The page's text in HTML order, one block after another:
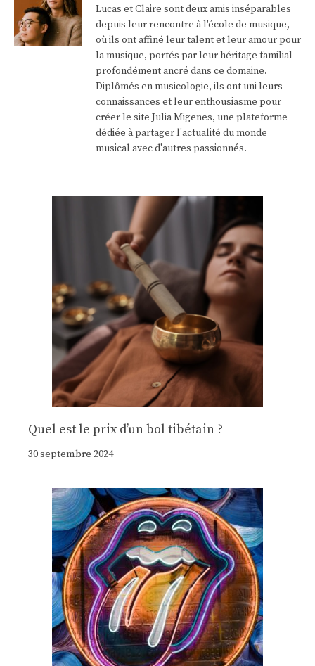
Lucas et Claire sont deux amis inséparables
depuis leur rencontre à l'école de musique,
où ils ont affiné leur talent et leur amour pour
la musique, portés par leur héritage familial
profondément ancré dans ce domaine.
Diplômés en musicologie, ils ont uni leurs
connaissances et leur enthousiasme pour
créer le site Julia Migenes, une plateforme
dédiée à partager l'actualité du monde
musical avec d'autres passionnés.
Quel est le prix d’un bol tibétain ?
30 septembre 2024